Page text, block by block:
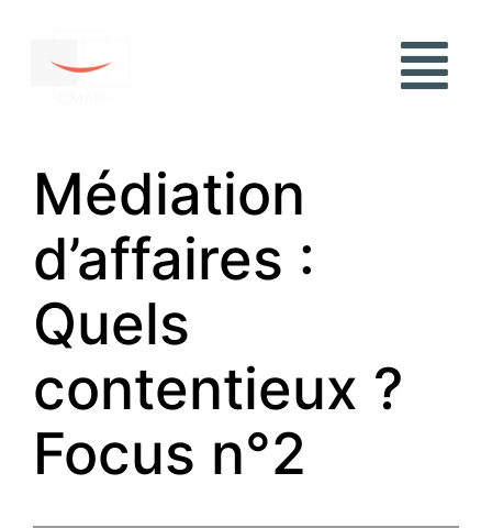
Médiation
d’affaires :
Quels
contentieux ?
Focus n°2